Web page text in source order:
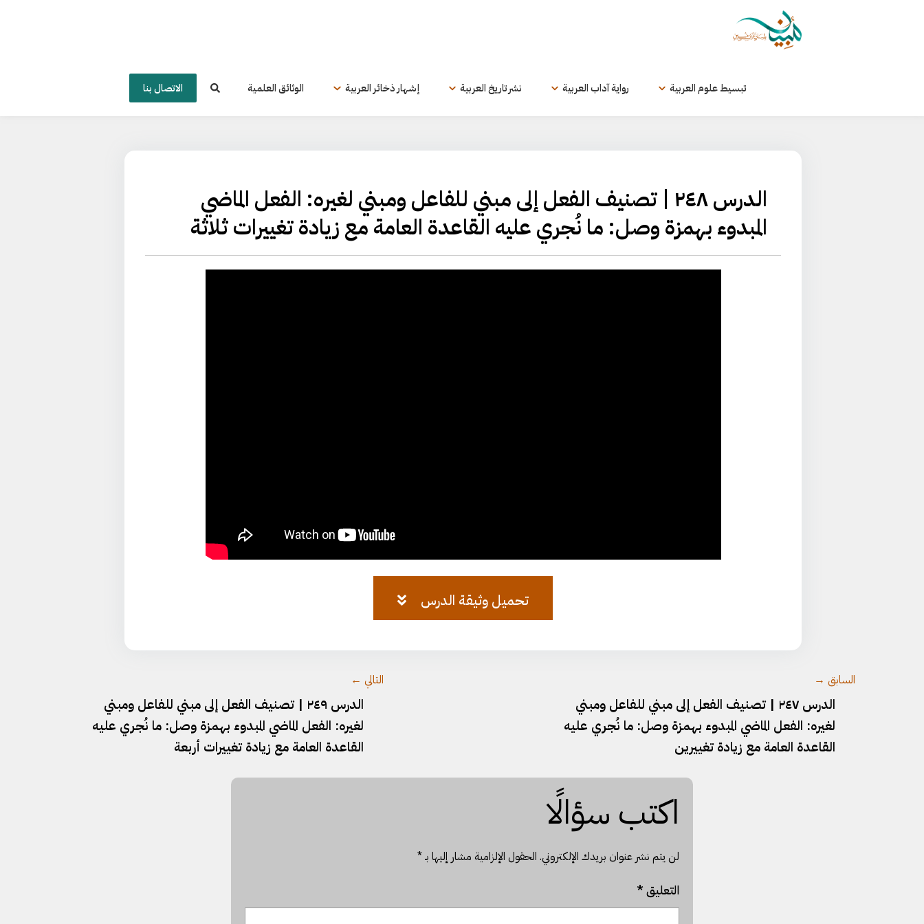
تبسيط علوم العربية رواية آداب العربية نشر تاريخ العربية إشهار ذخائر العربية الوثائق العلمية الاتصال بنا
الدرس ٢٤٨ | تصنيف الفعل إلى مبني للفاعل ومبني لغيره:⁠ الفعل الماضي
المبدوء بهمزة وصل: ما نُجري عليه القاعدة العامة مع زيادة تغييرات ثلاثة
تحميل وثيقة الدرس
السابق →
الدرس ٢٤٧ | تصنيف الفعل إلى مبني للفاعل ومبني
لغيره:⁠ الفعل الماضي المبدوء بهمزة وصل: ما نُجري عليه
القاعدة العامة مع زيادة تغييرين
التالي ←
الدرس ٢٤٩ | تصنيف الفعل إلى مبني للفاعل ومبني
لغيره:⁠ الفعل الماضي المبدوء بهمزة وصل: ما نُجري عليه
القاعدة العامة مع زيادة تغييرات أربعة⁠
اكتب سؤالًا
لن يتم نشر عنوان بريدك الإلكتروني. الحقول الإلزامية مشار إليها بـ*
التعليق*